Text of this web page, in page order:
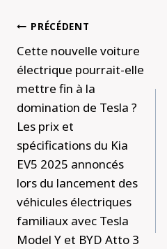
Navigation
de
l’article
PRÉCÉDENT
Cette nouvelle voiture
électrique pourrait-elle
mettre fin à la
domination de Tesla ?
Les prix et
spécifications du Kia
EV5 2025 annoncés
lors du lancement des
véhicules électriques
familiaux avec Tesla
Model Y et BYD Atto 3